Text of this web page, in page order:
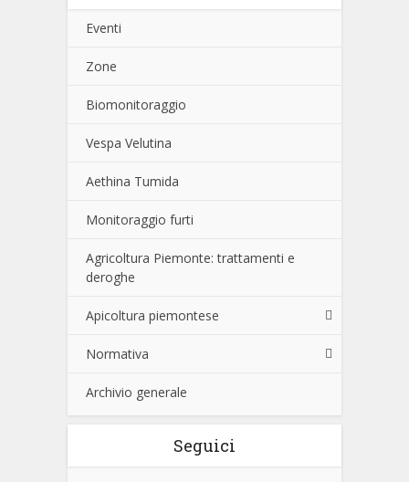
Eventi
Zone
Biomonitoraggio
Vespa Velutina
Aethina Tumida
Monitoraggio furti
Agricoltura Piemonte: trattamenti e
deroghe
Apicoltura piemontese
Normativa
Archivio generale
Seguici